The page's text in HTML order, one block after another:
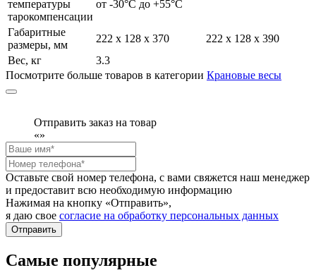
температуры
тарокомпенсации
от -30°С до +55°C
Габаритные
размеры, мм
222 х 128 х 370
222 х 128 х 390
Вес, кг
3.3
Посмотрите больше товаров в категории Крановые весы
Отправить заказ на товар
«»
Оставьте свой номер телефона, с вами свяжется наш менеджер
и предоставит всю необходимую информацию
Нажимая на кнопку «Отправить»,
я даю свое согласие на обработку персональных данных
Отправить
Самые популярные